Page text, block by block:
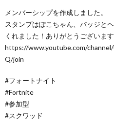
メンバーシップを作成しました。
スタンプはぽこちゃん、バッジと
くれました！ありがとうございます
https://www.youtube.com/
Q/join
#フォートナイト
#Fortnite
#参加型
#スクワッド